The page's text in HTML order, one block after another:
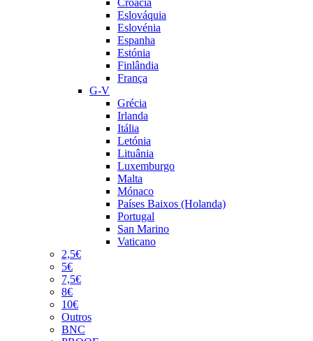
Eslováquia
Eslovénia
Espanha
Estónia
Finlândia
França
G-V
Grécia
Irlanda
Itália
Letónia
Lituânia
Luxemburgo
Malta
Mónaco
Países Baixos (Holanda)
Portugal
San Marino
Vaticano
2,5€
5€
7,5€
8€
10€
Outros
BNC